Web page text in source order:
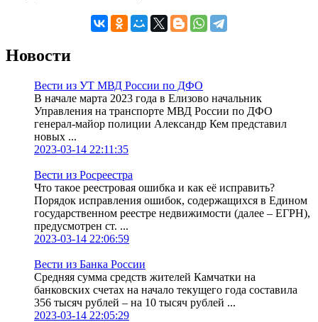
Новости
Вести из УТ МВД России по ДФО
В начале марта 2023 года в Елизово начальник
Управления на транспорте МВД России по ДФО
генерал-майор полиции Александр Кем представил
новых ...
2023-03-14 22:11:35
Вести из Росреестра
Что такое реестровая ошибка и как её исправить?
Порядок исправления ошибок, содержащихся в Едином
государственном реестре недвижимости (далее – ЕГРН),
предусмотрен ст. ...
2023-03-14 22:06:59
Вести из Банка России
Средняя сумма средств жителей Камчатки на
банковских счетах на начало текущего года составила
356 тысяч рублей – на 10 тысяч рублей ...
2023-03-14 22:05:29